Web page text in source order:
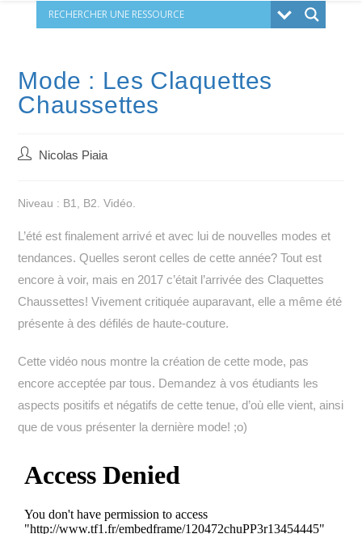
Mode : Les Claquettes
Chaussettes
Auteur/autrice
publication :
Nicolas Piaia
Niveau : B1, B2. Vidéo.
L’été est finalement arrivé et avec lui de nouvelles modes et
tendances. Quelles seront celles de cette année? Tout est
encore à voir, mais en 2017 c’était l’arrivée des Claquettes
Chaussettes! Vivement critiquée auparavant, elle a même été
présente à des défilés de haute-couture.
Cette vidéo nous montre la création de cette mode, pas
encore acceptée par tous. Demandez à vos étudiants les
aspects positifs et négatifs de cette tenue, d’où elle vient, ainsi
que de vous présenter la dernière mode! ;o)